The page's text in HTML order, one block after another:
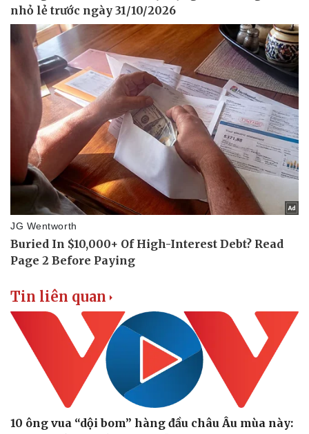
Ô tô - Xe máy
Tin liên quan
10 ông vua “dội bom” hàng đầu châu Âu mùa này: